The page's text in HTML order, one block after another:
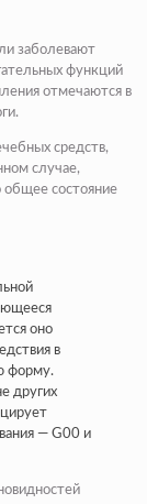
заболевают
функций
отмечаются в
средств,
случае,
общее состояние
оно
в
форму.
других
— G00 и